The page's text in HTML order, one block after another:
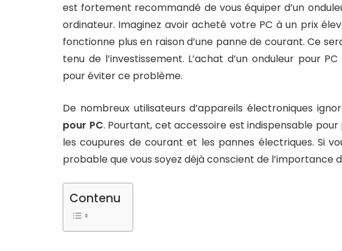
est fortement recommandé de vous équiper d’un
ordinateur. Imaginez avoir acheté votre PC à un prix
fonctionne plus en raison d’une panne de courant. Ce
tenu de l’investissement. L’achat d’un onduleur pour
pour éviter ce problème.
De nombreux utilisateurs d’appareils électroniques
pour PC. Pourtant, cet accessoire est indispensable
les coupures de courant et les pannes électriques. Si
probable que vous soyez déjà conscient de l’importance
Contenu